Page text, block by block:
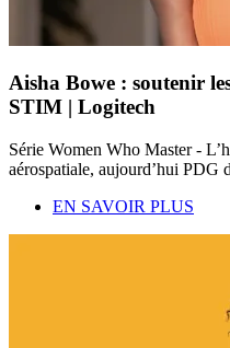
Aisha Bowe : soutenir
STIM | Logitech
Série Women Who Master -
aérospatiale, aujourd’hui
EN SAVOIR PLUS